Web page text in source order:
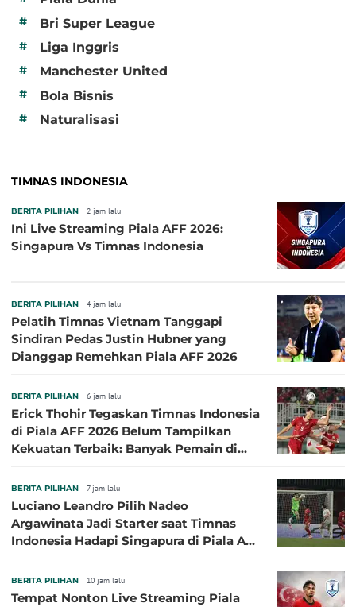
# Bri Super League
# Liga Inggris
# Manchester United
# Bola Bisnis
# Naturalisasi
TIMNAS INDONESIA
BERITA PILIHAN 2 jam lalu
Ini Live Streaming Piala AFF 2026:
Singapura Vs Timnas Indonesia
BERITA PILIHAN 4 jam lalu
Pelatih Timnas Vietnam Tanggapi
Sindiran Pedas Justin Hubner yang
Dianggap Remehkan Piala AFF 2026
BERITA PILIHAN 6 jam lalu
Erick Thohir Tegaskan Timnas Indonesia
di Piala AFF 2026 Belum Tampilkan
Kekuatan Terbaik: Banyak Pemain di
BERITA PILIHAN 7 jam lalu
Luciano Leandro Pilih Nadeo
Argawinata Jadi Starter saat Timnas
Indonesia Hadapi Singapura di Piala AFF
BERITA PILIHAN 10 jam lalu
Tempat Nonton Live Streaming Piala